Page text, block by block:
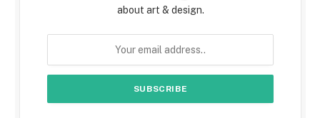
about art & design.